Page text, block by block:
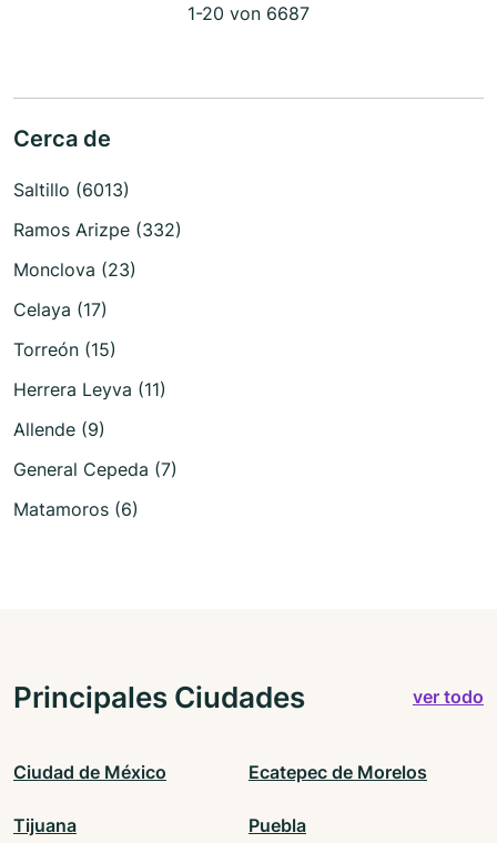
1-20 von 6687
Cerca de
Saltillo (6013)
Ramos Arizpe (332)
Monclova (23)
Celaya (17)
Torreón (15)
Herrera Leyva (11)
Allende (9)
General Cepeda (7)
Matamoros (6)
Principales Ciudades ver todo
Ciudad de México Ecatepec de Morelos
Tijuana Puebla